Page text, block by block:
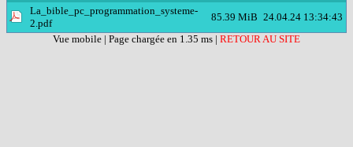
La_bible_pc_programmation_systeme-
2.pdf
85.39 MiB 24.04.24 13:34:43
Vue mobile | Page chargée en 1.35 ms | RETOUR AU SITE